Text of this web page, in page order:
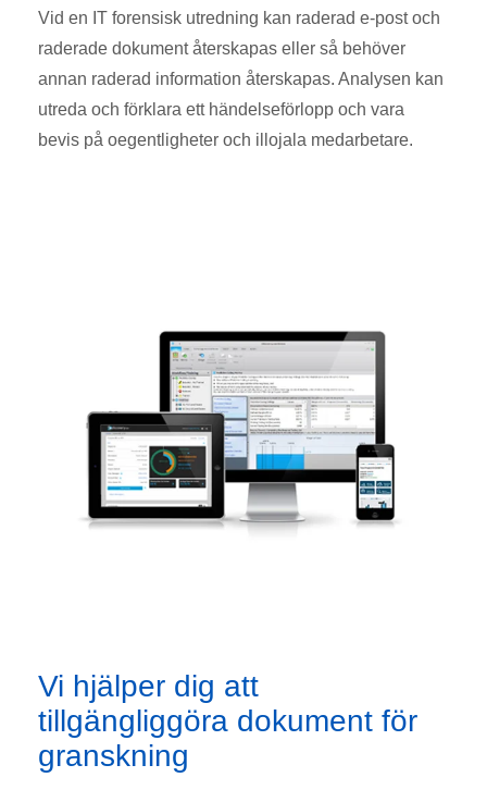
Vid en IT forensisk utredning kan raderad e-post och
raderade dokument återskapas eller så behöver
annan raderad information återskapas. Analysen kan
utreda och förklara ett händelseförlopp och vara
bevis på oegentligheter och illojala medarbetare.
Vi hjälper dig att
tillgängliggöra dokument för
granskning